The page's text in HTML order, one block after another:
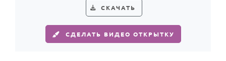
СКАЧАТЬ
СДЕЛАТЬ ВИДЕО ОТКРЫТКУ